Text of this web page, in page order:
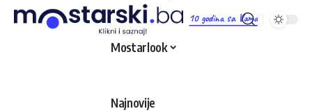
10 godina sa Vama
Mostarlook
Najnovije